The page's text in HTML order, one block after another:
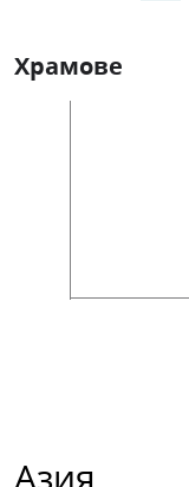
Храмове
Азия